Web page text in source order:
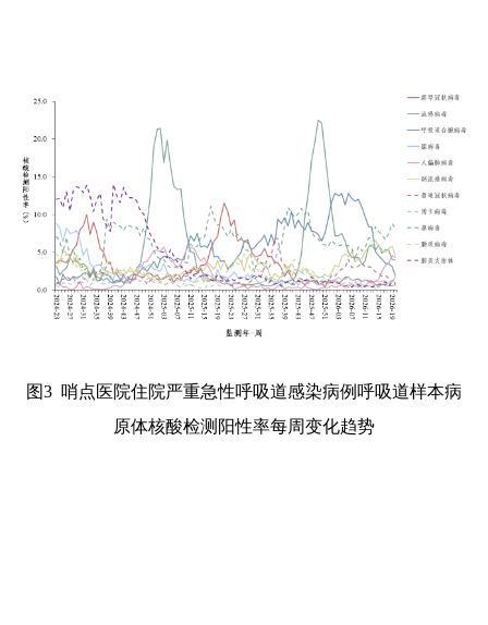
图3 哨点医院住院严重急性呼吸道感染病例呼吸道样本病
原体核酸检测阳性率每周变化趋势